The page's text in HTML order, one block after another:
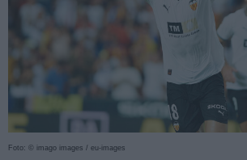
Foto: © imago images / eu-images